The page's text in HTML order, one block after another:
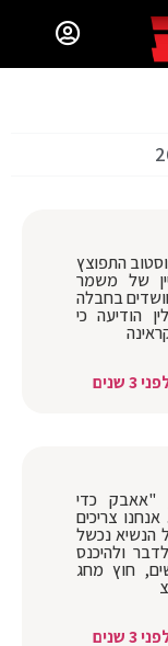
התפוצץ
של משמר
בחבלה
הודיעה כי
3 שנים
"אאבק כדי
צריכים
הנשיא נכשל
ולהיכנס
חוץ מחג
3 שנים